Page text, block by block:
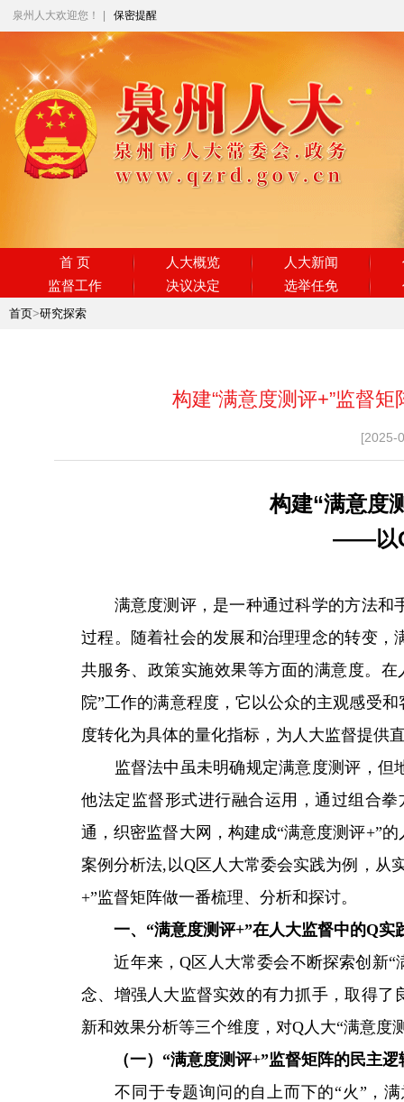
泉州人大欢迎您！ 保密提醒
首 页 人大概览 人大新闻
监督工作
决议决定 选举任免
首页>研究探索
构建“满意度测评+”监督
[2025-
构建“满意度
——以
满意度测评，是一种通过科学的方法和
过程。随着社会的发展和治理理念的转变
共服务、政策实施效果等方面的满意度。
院”工作的满意程度，它以公众的主观感受
度转化为具体的量化指标，为人大监督提供
监督法中虽未明确规定满意度测评，但
他法定监督形式进行融合运用，通过组合
通，织密监督大网，构建成“满意度测评+”
案例分析法,以Q区人大常委会实践为例，从
+”监督矩阵做一番梳理、分析和探讨。
一、“满意度测评+”在人大监督中的Q实
近年来，Q区人大常委会不断探索创新“
念、增强人大监督实效的有力抓手，取得
新和效果分析等三个维度，对Q人大“满意度
（一）“满意度测评+”监督矩阵的民主逻
不同于专题询问的自上而下的“火”，满